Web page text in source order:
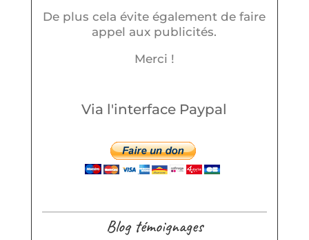
De plus cela évite également de faire
appel aux publicités.
Merci !
Via l'interface Paypal
Blog témoignages